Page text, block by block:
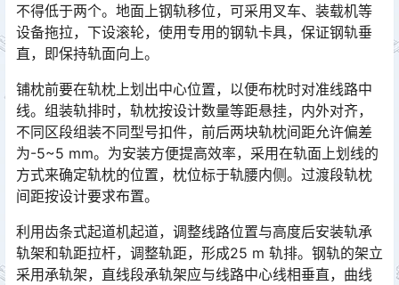
不得低于两个。地面上钢轨移位，可采用叉车、装载机等
设备拖拉，下设滚轮，使用专用的钢轨卡具，保证钢轨垂
直，即保持轨面向上。󠅅󠅃󠄵󠅂󠄪󠇖󠆨󠆨󠇕󠆞󠆒󠅬󠇘󠆭󠆘󠇙󠆝󠅵󠇗󠆭󠆁󠄐󠇗󠅹󠅸󠇖󠆍󠅳󠇖󠅹󠅰󠇖󠆌󠅹
铺枕前要在轨枕上划出中心位置，以便布枕时对准线路中
线。组装轨排时，轨枕按设计数量等距悬挂，内外对齐，
不同区段组装不同型号扣件，前后两块轨枕间距允许偏差
为-5~5 mm。为安装方便提高效率，采用在轨面上划线的
方式来确定轨枕的位置，枕位标于轨腰内侧。过渡段轨枕
间距按设计要求布置。󠅅󠅃󠄵󠅂󠄪󠇖󠆨󠆨󠇕󠆞󠆒󠅬󠇘󠆭󠆘󠇙󠆝󠅵󠇗󠆭󠆁󠄐󠇗󠅹󠅸󠇖󠆍󠅳󠇖󠅹󠅰󠇖󠆌󠅹
利用齿条式起道机起道，调整线路位置与高度后安装轨承
轨架和轨距拉杆，调整轨距，形成25 m 轨排。钢轨的架立
采用承轨架，直线段承轨架应与线路中心线相垂直，曲线